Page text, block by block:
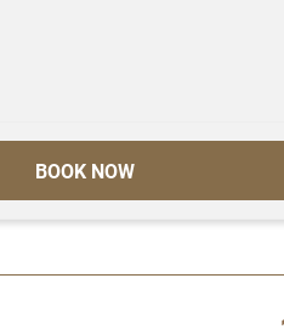
BOOK NOW